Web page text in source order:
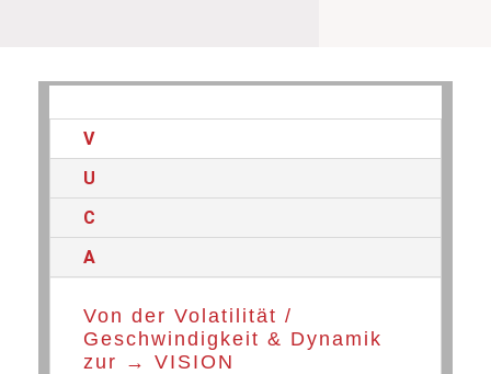
V
U
C
A
Von der Vola­ti­li­tät /
Geschwin­dig­keit & Dyna­mik
zur → VISION